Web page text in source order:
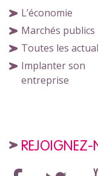
L’économie
Marchés publics
Toutes les
Implanter son
entreprise